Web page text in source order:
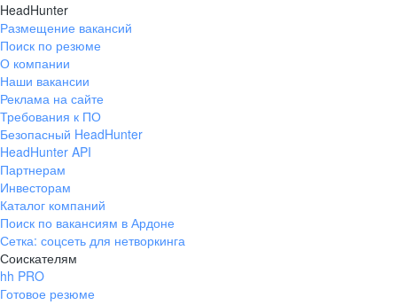
HeadHunter
Размещение вакансий
Поиск по резюме
О компании
Наши вакансии
Реклама на сайте
Требования к ПО
Безопасный HeadHunter
HeadHunter API
Партнерам
Инвесторам
Каталог компаний
Поиск по вакансиям в Ардоне
Сетка: соцсеть для нетворкинга
Соискателям
hh PRO
Готовое резюме